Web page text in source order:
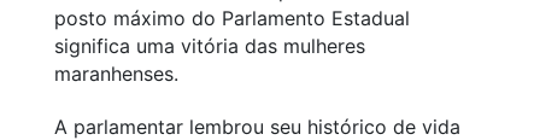
posto máximo do Parlamento Estadual
significa uma vitória das mulheres
maranhenses.
A parlamentar lembrou seu histórico de vida